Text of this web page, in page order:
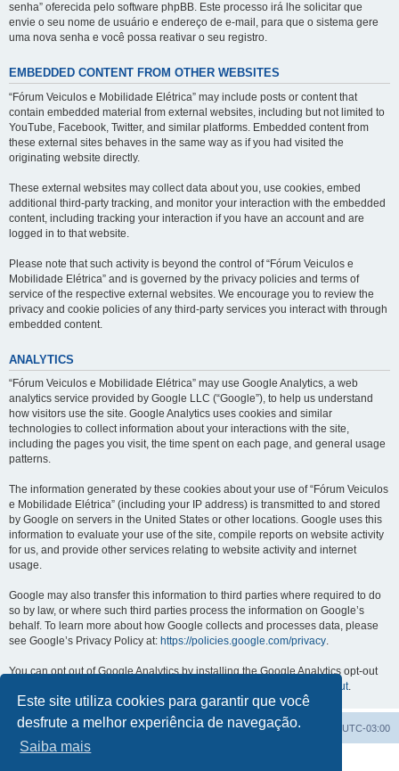
Este site utiliza cookies para garantir que você
desfrute a melhor experiência de navegação.
Saiba mais
senha” oferecida pelo software phpBB. Este processo irá lhe solicitar que
envie o seu nome de usuário e endereço de e-mail, para que o sistema gere
uma nova senha e você possa reativar o seu registro.
EMBEDDED CONTENT FROM OTHER WEBSITES
“Fórum Veiculos e Mobilidade Elétrica” may include posts or content that
contain embedded material from external websites, including but not limited to
YouTube, Facebook, Twitter, and similar platforms. Embedded content from
these external sites behaves in the same way as if you had visited the
originating website directly.
These external websites may collect data about you, use cookies, embed
additional third-party tracking, and monitor your interaction with the embedded
content, including tracking your interaction if you have an account and are
logged in to that website.
Please note that such activity is beyond the control of “Fórum Veiculos e
Mobilidade Elétrica” and is governed by the privacy policies and terms of
service of the respective external websites. We encourage you to review the
privacy and cookie policies of any third-party services you interact with through
embedded content.
ANALYTICS
“Fórum Veiculos e Mobilidade Elétrica” may use Google Analytics, a web
analytics service provided by Google LLC (“Google”), to help us understand
how visitors use the site. Google Analytics uses cookies and similar
technologies to collect information about your interactions with the site,
including the pages you visit, the time spent on each page, and general usage
patterns.
The information generated by these cookies about your use of “Fórum Veiculos
e Mobilidade Elétrica” (including your IP address) is transmitted to and stored
by Google on servers in the United States or other locations. Google uses this
information to evaluate your use of the site, compile reports on website activity
for us, and provide other services relating to website activity and internet
usage.
Google may also transfer this information to third parties where required to do
so by law, or where such third parties process the information on Google’s
behalf. To learn more about how Google collects and processes data, please
see Google’s Privacy Policy at: https://policies.google.com/privacy.
You can opt out of Google Analytics by installing the Google Analytics opt-out
https://tools.google.com/dlpage/gaoptout.
Índice do fórum Todos os horários são UTC-03:00
Excluir cookies